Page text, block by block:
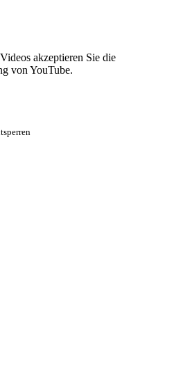
akzeptieren Sie die
von YouTube.